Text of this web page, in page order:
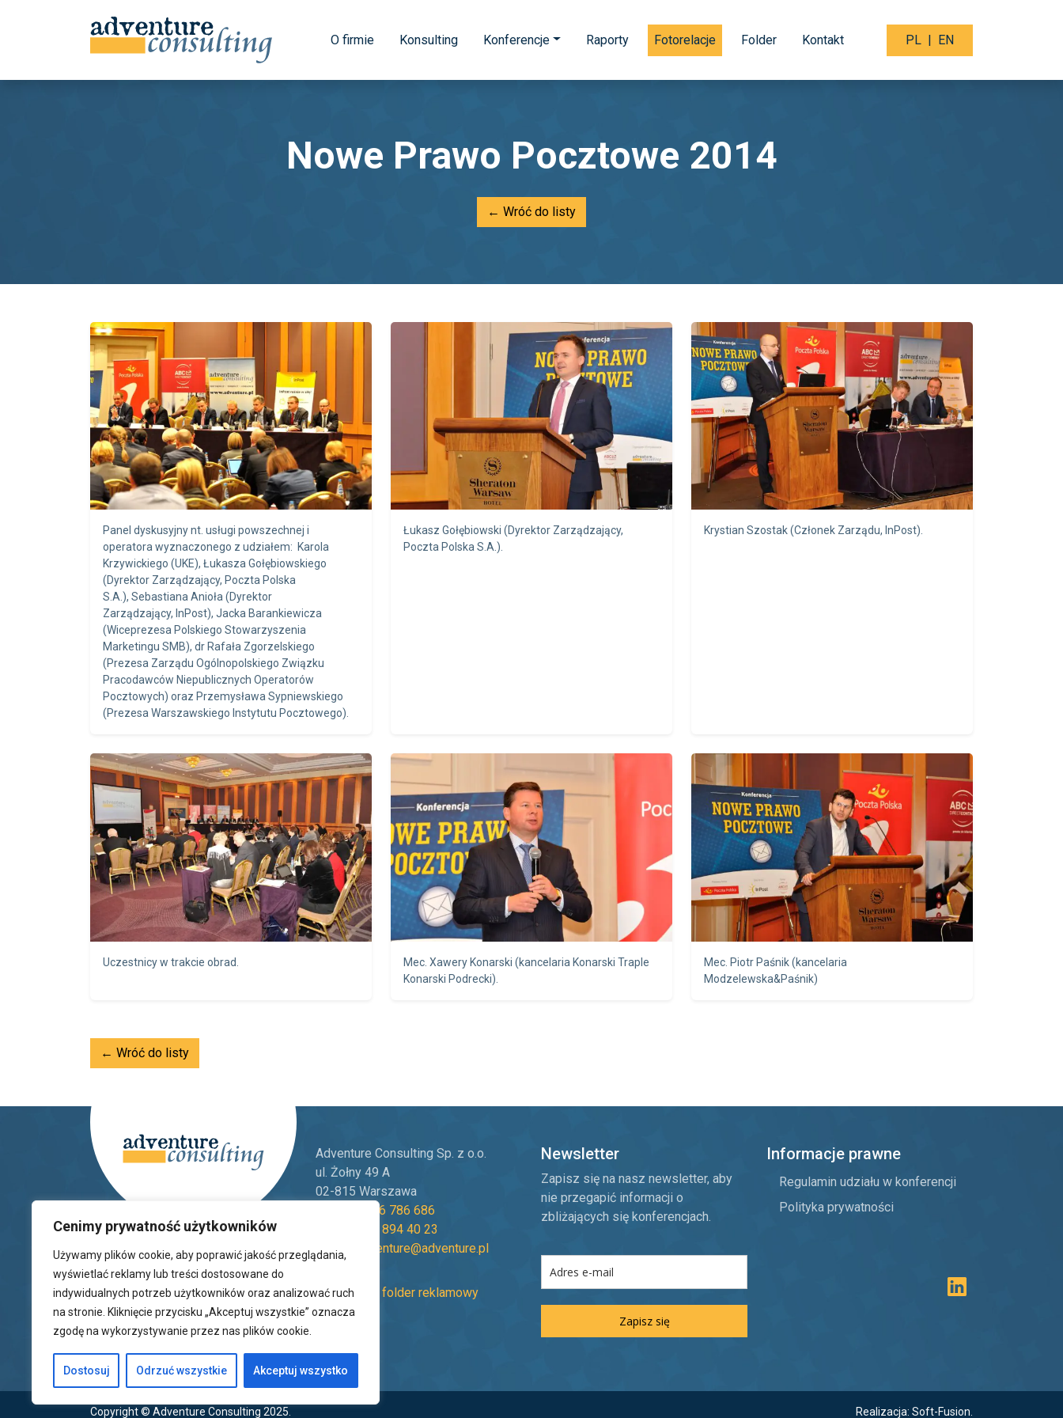
Cenimy prywatność użytkowników
Używamy plików cookie, aby poprawić jakość przeglądania,
wyświetlać reklamy lub treści dostosowane do
indywidualnych potrzeb użytkowników oraz analizować ruch
na stronie. Kliknięcie przycisku „Akceptuj wszystkie” oznacza
zgodę na wykorzystywanie przez nas plików cookie.
Dostosuj Odrzuć wszystkie Akceptuj wszystko
O firmie Konsulting Konferencje Raporty Fotorelacje Folder Kontakt PL | EN
Nowe Prawo Pocztowe 2014
← Wróć do listy
Panel dyskusyjny nt. usługi powszechnej i
operatora wyznaczonego z udziałem: Karola
Krzywickiego (UKE), Łukasza Gołębiowskiego
(Dyrektor Zarządzający, Poczta Polska
S.A.), Sebastiana Anioła (Dyrektor
Zarządzający, InPost), Jacka Barankiewicza
(Wiceprezesa Polskiego Stowarzyszenia
Marketingu SMB), dr Rafała Zgorzelskiego
(Prezesa Zarządu Ogólnopolskiego Związku
Pracodawców Niepublicznych Operatorów
Pocztowych) oraz Przemysława Sypniewskiego
(Prezesa Warszawskiego Instytutu Pocztowego).
Łukasz Gołębiowski (Dyrektor Zarządzający,
Poczta Polska S.A.).
Krystian Szostak (Członek Zarządu, InPost).
Uczestnicy w trakcie obrad.
Mec. Xawery Konarski (kancelaria Konarski Traple
Konarski Podrecki).
Mec. Piotr Paśnik (kancelaria
Modzelewska&Paśnik)
← Wróć do listy
Adventure Consulting Sp. z o.o.
ul. Żołny 49 A
02-815 Warszawa
+48 606 786 686
+48 22 894 40 23
E-mail:
adventure@adventure.pl
Pobierz folder reklamowy
Newsletter
Zapisz się na nasz newsletter, aby
nie przegapić informacji o
zbliżających się konferencjach.
Zapisz się
Informacje prawne
Regulamin udziału w konferencji
Polityka prywatności
Copyright © Adventure Consulting 2025. Realizacja: Soft-Fusion